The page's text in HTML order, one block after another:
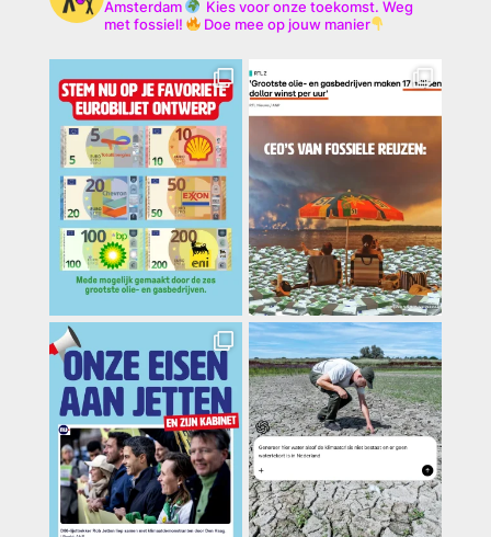
Amsterdam
Kies voor onze toekomst. Weg
met fossiel!
Doe mee op jouw manier